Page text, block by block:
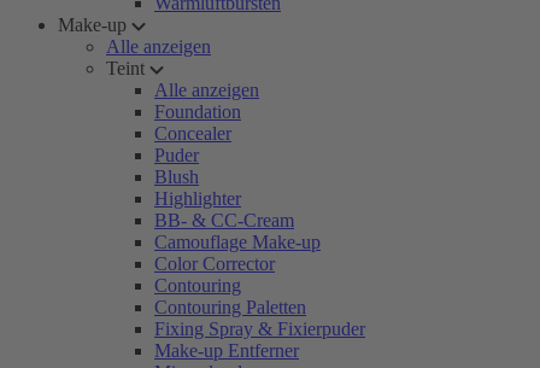
Make-up
Alle anzeigen
Teint
Alle anzeigen
Foundation
Concealer
Puder
Blush
Highlighter
BB- & CC-Cream
Camouflage Make-up
Color Corrector
Contouring
Contouring Paletten
Fixing Spray & Fixierpuder
Make-up Entferner